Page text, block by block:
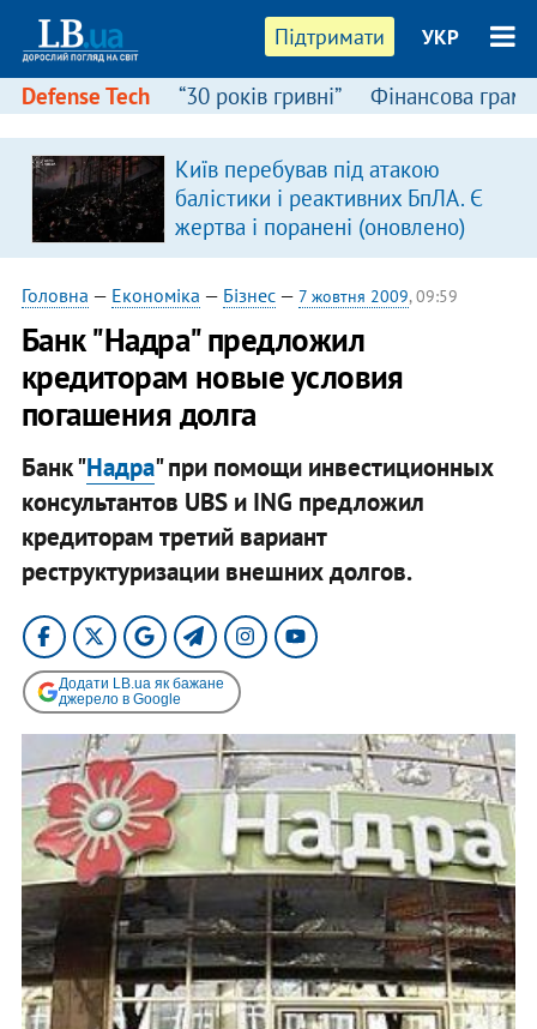
Підтримати УКР
Defense Tech “30 років гривні” Фінансова
Київ перебував під атакою
балістики і реактивних БпЛА. Є
жертва і поранені (оновлено)
Головна — Економіка — Бізнес— 7 жовтня 2009, 09:59
Банк "Надра" предложил
кредиторам новые условия
погашения долга
Банк "Надра" при помощи инвестиционных
консультантов UBS и ING предложил
кредиторам третий вариант
реструктуризации внешних долгов.
Додати LB.ua як бажане
джерело в Google